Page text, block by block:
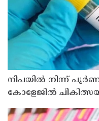
നിപയിൽ നിന്ന്
കോളേജിൽ